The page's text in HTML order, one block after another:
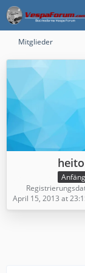
Mitglieder
April 15, 2013 at